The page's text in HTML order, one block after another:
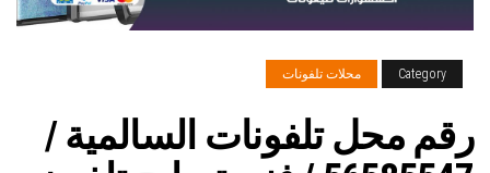
Category محلات تلفونات
رقم محل تلفونات السالمية /